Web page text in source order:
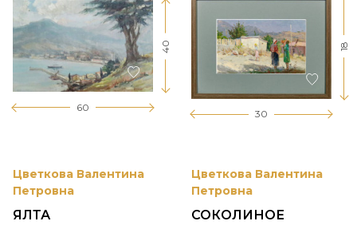
60
40
Цветкова Валентина
Петровна
ЯЛТА
30
18
Цветкова Валентина
Петровна
СОКОЛИНОЕ